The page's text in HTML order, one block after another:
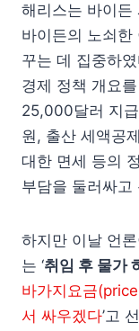
해리스는 바이든
바이든의 노쇠
꾸는 데 집중하
경제 정책 개요
25,000달러 지
원, 출산 세액공
대한 면세 등의
부담을 둘러싸고
하지만 이날 언
는 ‘취임 후 물가
바가지요금
서 싸우겠다’고